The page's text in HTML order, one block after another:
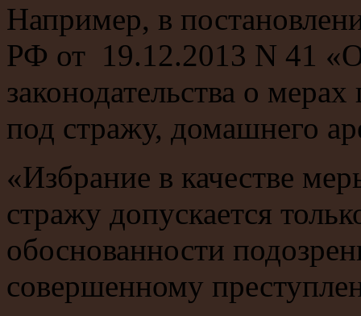
Например, в
РФ от 19.12.2013 N 41
законодательства о
под стражу, домашнего
«Избрание в качестве
стражу допускается
обоснованности
совершенному